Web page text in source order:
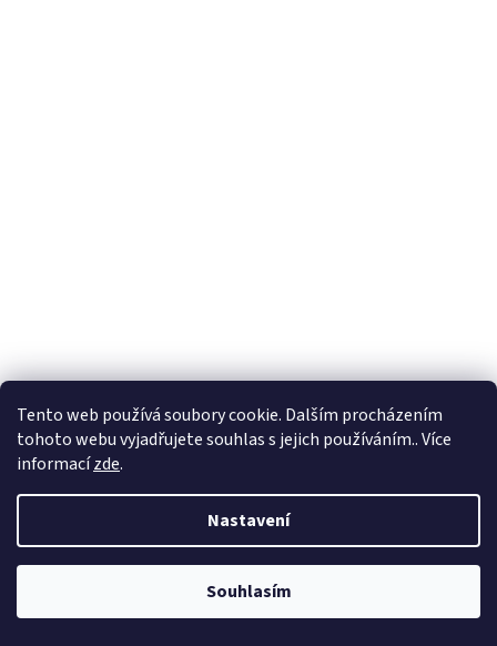
Tento web používá soubory cookie. Dalším procházením
tohoto webu vyjadřujete souhlas s jejich používáním.. Více
informacízde.
Nastavení
Souhlasím